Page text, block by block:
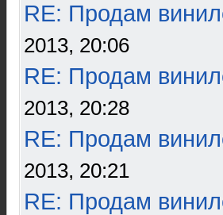
RE: Продам
2013, 20:06
RE: Продам
2013, 20:28
RE: Продам
2013, 20:21
RE: Продам